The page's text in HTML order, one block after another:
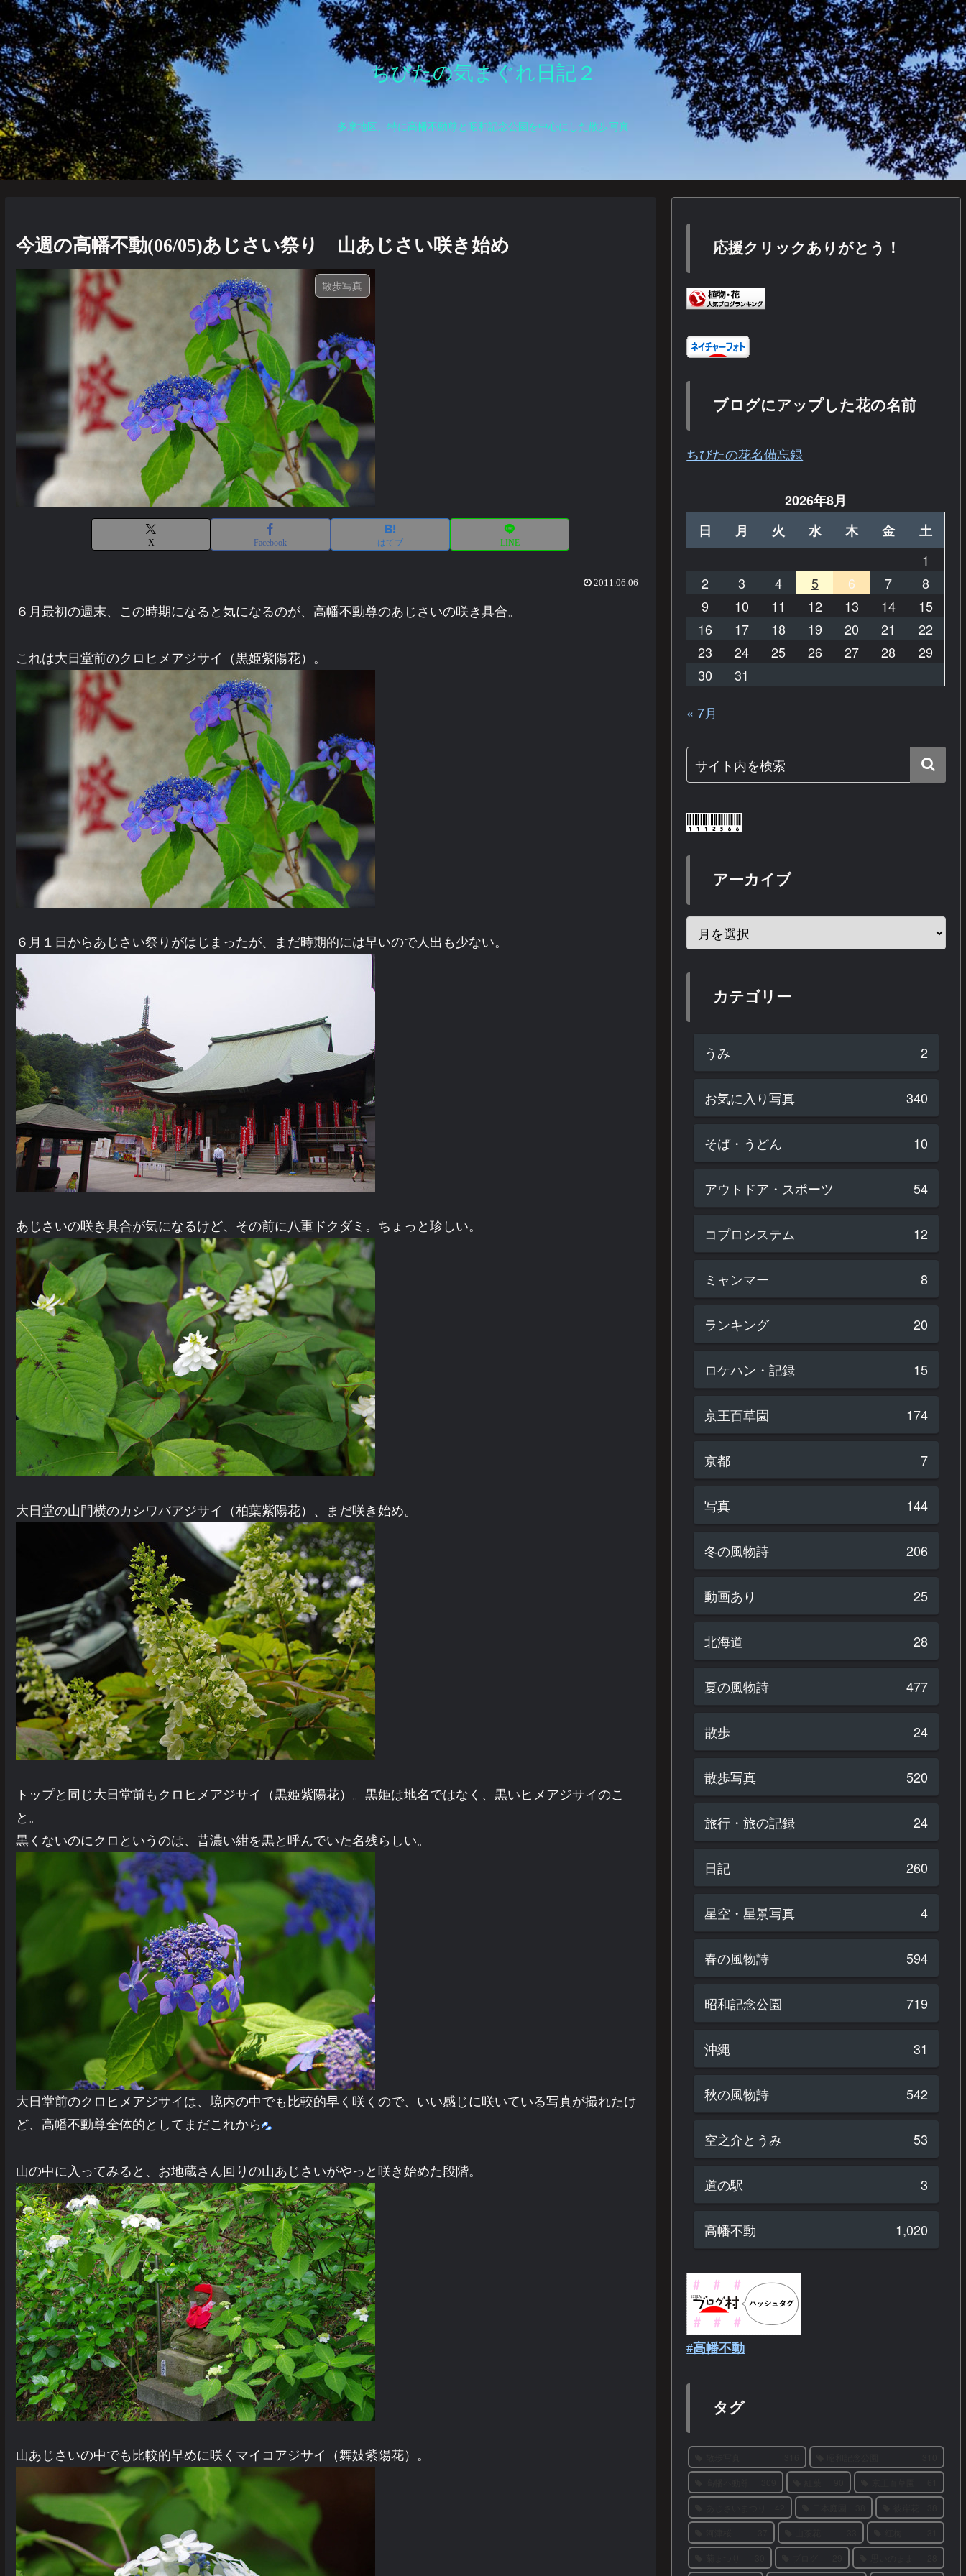
ちびたの気まぐれ日記２
多摩地区、特に高幡不動尊と昭和記念公園を中心にした散歩写真
今週の高幡不動(06/05)あじさい祭り 山あじさい咲き始め
散歩写真
X Facebook はてブ LINE
2011.06.06
６月最初の週末、この時期になると気になるのが、高幡不動尊のあじさいの咲き具合。
これは大日堂前のクロヒメアジサイ（黒姫紫陽花）。
６月１日からあじさい祭りがはじまったが、まだ時期的には早いので人出も少ない。
あじさいの咲き具合が気になるけど、その前に八重ドクダミ。ちょっと珍しい。
大日堂の山門横のカシワバアジサイ（柏葉紫陽花）、まだ咲き始め。
トップと同じ大日堂前もクロヒメアジサイ（黒姫紫陽花）。黒姫は地名ではなく、黒いヒメアジサイのこ
と。
黒くないのにクロというのは、昔濃い紺を黒と呼んでいた名残らしい。
大日堂前のクロヒメアジサイは、境内の中でも比較的早く咲くので、いい感じに咲いている写真が撮れたけ
ど、高幡不動尊全体的としてまだこれから
山の中に入ってみると、お地蔵さん回りの山あじさいがやっと咲き始めた段階。
山あじさいの中でも比較的早めに咲くマイコアジサイ（舞妓紫陽花）。
応援クリックありがとう！
ブログにアップした花の名前
ちびたの花名備忘録
2026年8月
日
月 火 水 木 金
土
1
2
3 4 5 6 7
8
9
10 11 12 13 14
15
16
17 18 19 20 21
22
23
24 25 26 27 28
29
30
31
« 7月
アーカイブ
カテゴリー
うみ 2
お気に入り写真 340
そば・うどん 10
アウトドア・スポーツ 54
コプロシステム 12
ミャンマー 8
ランキング 20
ロケハン・記録 15
京王百草園 174
京都 7
写真 144
冬の風物詩 206
動画あり 25
北海道 28
夏の風物詩 477
散歩 24
散歩写真 520
旅行・旅の記録 24
日記 260
星空・星景写真 4
春の風物詩 594
昭和記念公園 719
沖縄 31
秋の風物詩 542
空之介とうみ 53
道の駅 3
高幡不動 1,020
#高幡不動
タグ